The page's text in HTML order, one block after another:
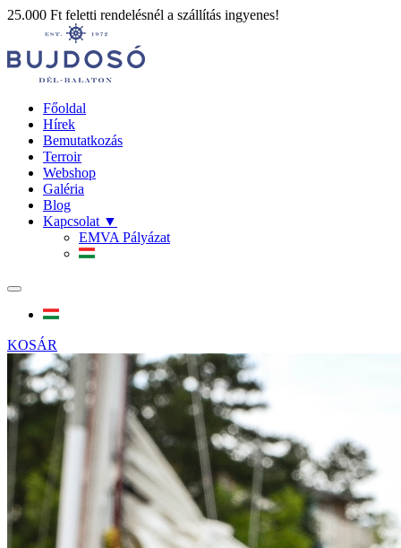
25.000 Ft feletti rendelésnél a szállítás ingyenes!
Főoldal
Hírek
Bemutatkozás
Terroir
Webshop
Galéria
Blog
Kapcsolat ▼
EMVA Pályázat
KOSÁR